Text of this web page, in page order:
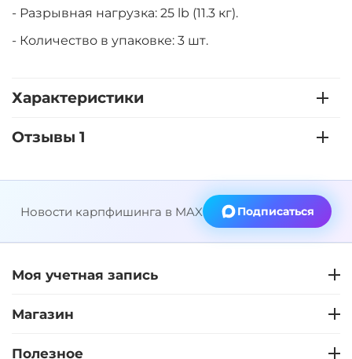
- Разрывная нагрузка: 25 lb (11.3 кг).
- Количество в упаковке: 3 шт.
Характеристики
Отзывы 1
Новости карпфишинга в MAX Подписаться
Моя учетная запись
Магазин
Полезное